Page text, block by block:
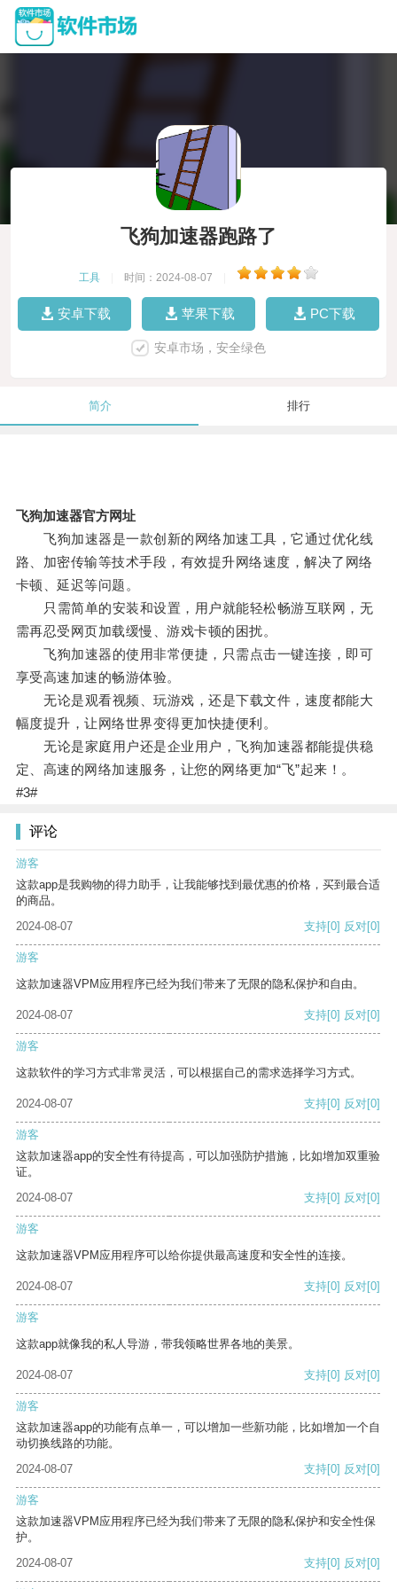
飞狗加速器跑路了
工具 时间：2024-08-07
安卓下载 苹果下载 PC下载
安卓市场，安全绿色
简介 排行
飞狗加速器官方网址
飞狗加速器是一款创新的网络加速工具，它通过优化线
路、加密传输等技术手段，有效提升网络速度，解决了网络
卡顿、延迟等问题。
只需简单的安装和设置，用户就能轻松畅游互联网，无
需再忍受网页加载缓慢、游戏卡顿的困扰。
飞狗加速器的使用非常便捷，只需点击一键连接，即可
享受高速加速的畅游体验。
无论是观看视频、玩游戏，还是下载文件，速度都能大
幅度提升，让网络世界变得更加快捷便利。
无论是家庭用户还是企业用户，飞狗加速器都能提供稳
定、高速的网络加速服务，让您的网络更加“飞”起来！。
#3#
评论
游客
这款app是我购物的得力助手，让我能够找到最优惠的价格，买到最合适
的商品。
2024-08-07
支持[0] 反对[0]
游客
这款加速器VPM应用程序已经为我们带来了无限的隐私保护和自由。
2024-08-07 支持[0] 反对[0]
游客
这款软件的学习方式非常灵活，可以根据自己的需求选择学习方式。
2024-08-07 支持[0] 反对[0]
游客
这款加速器app的安全性有待提高，可以加强防护措施，比如增加双重验
证。
2024-08-07
支持[0] 反对[0]
游客
这款加速器VPM应用程序可以给你提供最高速度和安全性的连接。
2024-08-07 支持[0] 反对[0]
游客
这款app就像我的私人导游，带我领略世界各地的美景。
2024-08-07 支持[0] 反对[0]
游客
这款加速器app的功能有点单一，可以增加一些新功能，比如增加一个自
动切换线路的功能。
2024-08-07
支持[0] 反对[0]
游客
这款加速器VPM应用程序已经为我们带来了无限的隐私保护和安全性保
护。
2024-08-07
支持[0] 反对[0]